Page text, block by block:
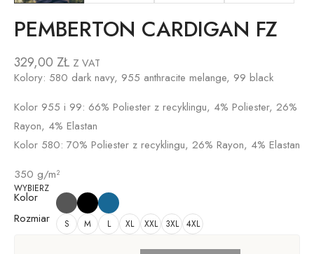
PEMBERTON CARDIGAN FZ
329,00 ZŁ Z VAT
Kolory: 580 dark navy, 955 anthracite melange, 99 black
Kolor 955 i 99: 66% Poliester z recyklingu, 4% Poliester, 26%
Rayon, 4% Elastan
Kolor 580: 70% Poliester z recyklingu, 26% Rayon, 4% Elastan
350 g/m²
WYBIERZ
Kolor
Rozmiar
S M L XL XXL 3XL 4XL